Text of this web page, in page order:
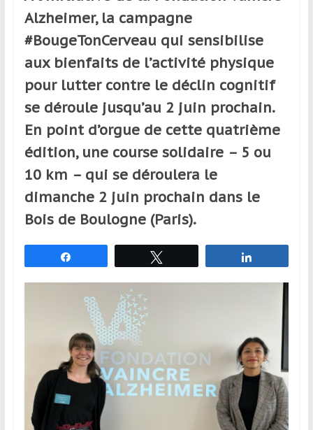
réguliers,
pratiquants,
passionnés
ou
simples
spectateurs
sport,
qui
en
France
l’étranger
profitant
Alzheimer, la campagne
#BougeTonCerveau qui sensibilise
aux bienfaits de l’activité physique
pour lutter contre le déclin cognitif
se déroule jusqu’au 2 juin prochain.
En point d’orgue de cette quatrième
édition, une course solidaire – 5 ou
10 km – qui se déroulera le
dimanche 2 juin prochain dans le
Bois de Boulogne (Paris).